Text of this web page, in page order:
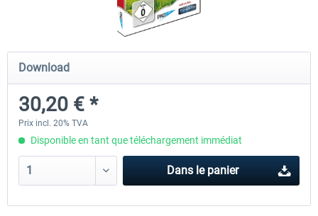
Koeblitzer Mountain Route 3 reloaded
30,20 € *
VirtualTracks - Ringbahn
Download
30,20 € *
Prix incl. 20% TVA
Disponible en tant que téléchargement immédiat
Dans le panier